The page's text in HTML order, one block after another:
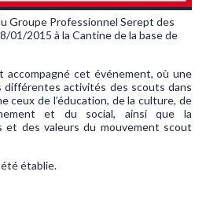
Groupe Professionnel Serept des
01/2015 à la Cantine de la base de
accompagné cet événement, où une
différentes activités des scouts dans
ceux de l’éducation, de la culture, de
et du social, ainsi que la
des valeurs du mouvement scout
établie.